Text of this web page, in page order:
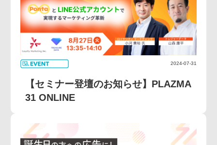
2024-07-31
【セミナー登壇のお知らせ】PLAZMA
31 ONLINE